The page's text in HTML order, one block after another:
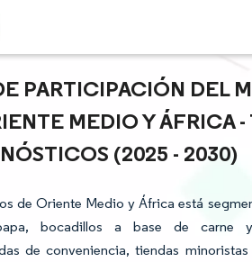
PARTICIPACIÓN DEL
MEDIO Y ÁFRICA
(2025 - 2030)
de Oriente Medio y África está
bocadillos a base de carne
de conveniencia, tiendas